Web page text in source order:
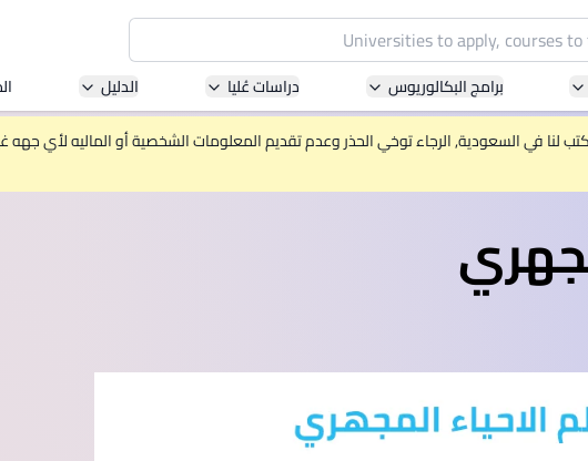
Asia Pacific University of Technology and
International Medical University
Malaysia's first and most established private medical and
Asia School of Business
MBA by Central Bank of Malaysia in collaboration with
Massachusetts Institute of Technology
برامج البكالوريوس دراسات عُليا الدليل
في السعودية, الرجاء توخي الحذر وعدم تقديم المعلومات الشخصية أو الماليه لأي جهه غير